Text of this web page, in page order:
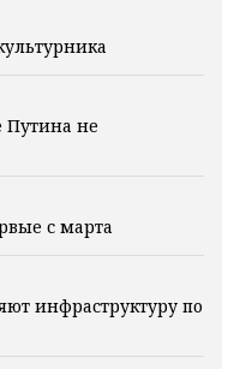
Путина не
с марта
инфраструктуру по